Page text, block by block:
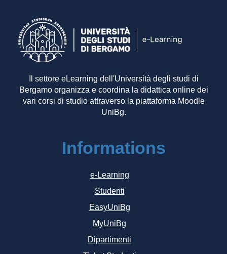
Il settore eLearning dell'Università degli studi di
Bergamo organizza e coordina la didattica online dei
vari corsi di studio attraverso la piattaforma Moodle
UniBg.
Informations
e-Learning
Studenti
EasyUniBg
MyUniBg
Dipartimenti